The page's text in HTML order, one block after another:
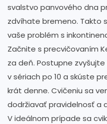
svalstvo panvového dna
zdvíhate bremeno. Takto
vaše problém s
Začnite s precvičovaním
za deň. Postupne
v sériach po 10 a skúste
krát denne. Cvičeniu sa
dodržiavať pravidelnosť a
V ideálnom prípade sa